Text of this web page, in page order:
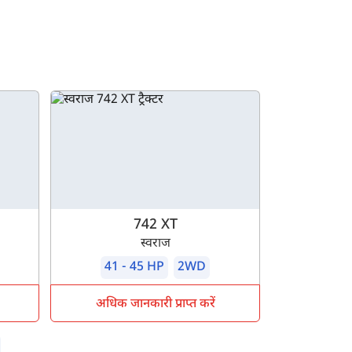
742 XT
स्वराज
41 - 45 HP
2WD
अधिक जानकारी प्राप्त करें